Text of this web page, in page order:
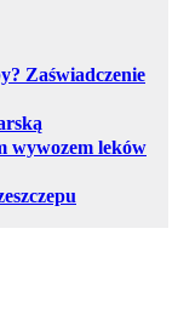
Zaświadczenie
wywozem leków